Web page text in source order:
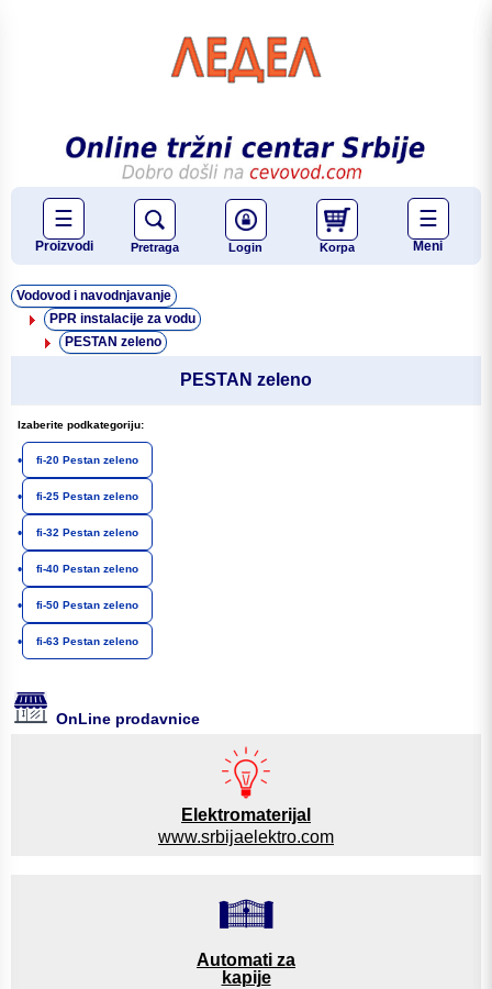
☰
Proizvodi Pretraga Login Korpa Meni
☰
Vodovod i navodnjavanje
PPR instalacije za vodu
PESTAN zeleno
PESTAN zeleno
Izaberite podkategoriju:
• fi-20 Pestan zeleno
• fi-25 Pestan zeleno
• fi-32 Pestan zeleno
• fi-40 Pestan zeleno
• fi-50 Pestan zeleno
• fi-63 Pestan zeleno
OnLine prodavnice
Elektromaterijal
www.srbijaelektro.com
Automati za
kapije